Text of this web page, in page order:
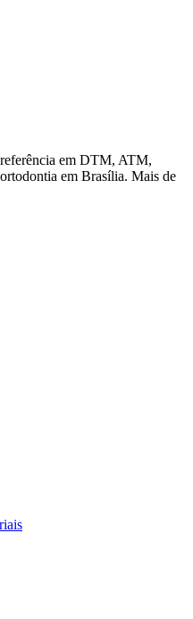
em DTM, ATM,
em Brasília. Mais de